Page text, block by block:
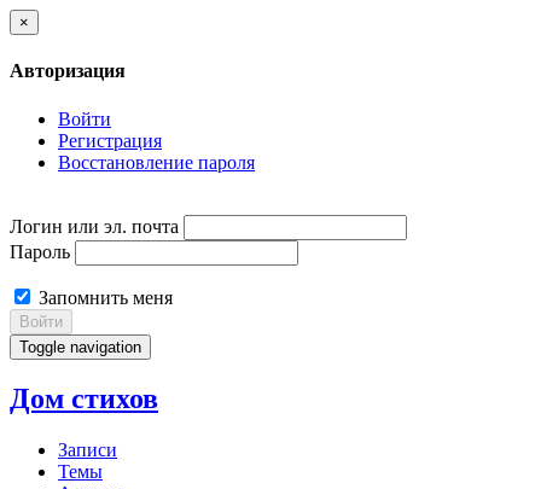
×
Авторизация
Войти
Регистрация
Восстановление пароля
Логин или эл. почта
Пароль
Запомнить меня
Войти
Toggle navigation
Дом стихов
Записи
Темы